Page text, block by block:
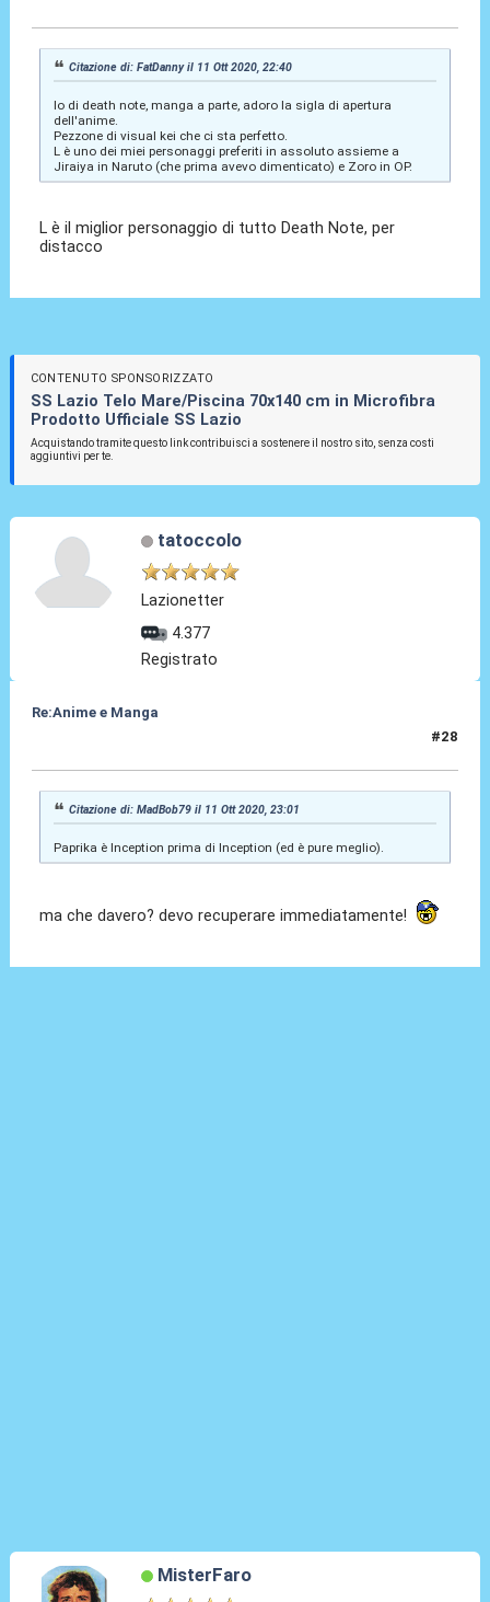
Citazione di: FatDanny il 11 Ott 2020, 22:40
Io di death note, manga a parte, adoro la sigla di apertura
dell'anime.
Pezzone di visual kei che ci sta perfetto.
L è uno dei miei personaggi preferiti in assoluto assieme a
Jiraiya in Naruto (che prima avevo dimenticato) e Zoro in OP.
L è il miglior personaggio di tutto Death Note, per
distacco
CONTENUTO SPONSORIZZATO
SS Lazio Telo Mare/Piscina 70x140 cm in Microfibra
Prodotto Ufficiale SS Lazio
Acquistando tramite questo link contribuisci a sostenere il nostro sito, senza costi
aggiuntivi per te.
tatoccolo
Lazionetter
4.377
Registrato
Re:Anime e Manga
#28
Citazione di: MadBob79 il 11 Ott 2020, 23:01
Paprika è Inception prima di Inception (ed è pure meglio).
ma che davero? devo recuperare immediatamente!
MisterFaro